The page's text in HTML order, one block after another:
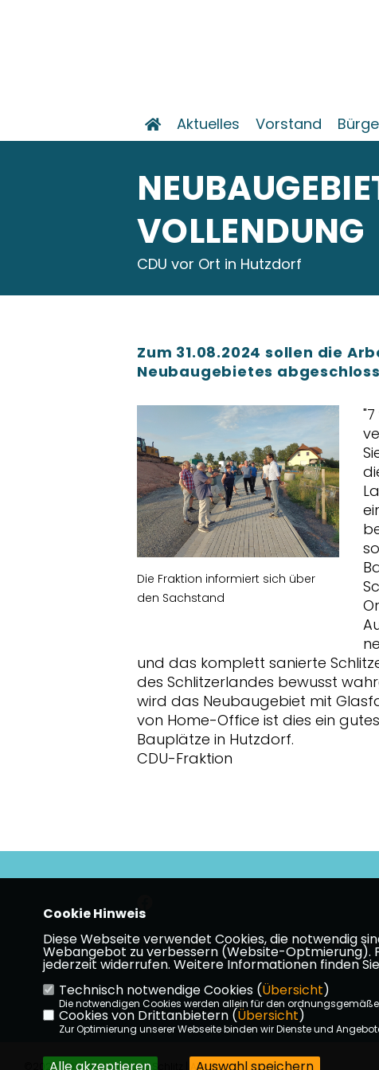
Aktuelles Vorstand
VOLLENDUNG
CDU vor Ort in Hutzdorf
Zum 31.08.2024 sollen die
Neubaugebietes
Die Fraktion informiert sich über
den Sachstand
und das komplett sanierte
des Schlitzerlandes bewusst
wird das Neubaugebiet mit
von Home-Office ist dies ein
Bauplätze in Hutzdorf.
CDU-Fraktion
Impressum Datenschutz
©2026 CDU Stadtverband Schlitz | Alle Rechte
Cookie Hinweis
Diese Webseite verwendet Cookies, die notwendig
Webangebot zu verbessern (Website-Optmierung).
jederzeit widerrufen. Weitere Informationen finden
Technisch notwendige Cookies (Übersicht)
Die notwendigen Cookies werden allein für den
Cookies von Drittanbietern (Übersicht)
Zur Optimierung unserer Webseite binden wir Dienste und